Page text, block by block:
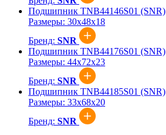
Подшипник TNB44146S01 (SNR)
Размеры: 30x48x18
Бренд: SNR
Подшипник TNB44176S01 (SNR)
Размеры: 44x72x23
Бренд: SNR
Подшипник TNB44185S01 (SNR)
Размеры: 33x68x20
Бренд: SNR